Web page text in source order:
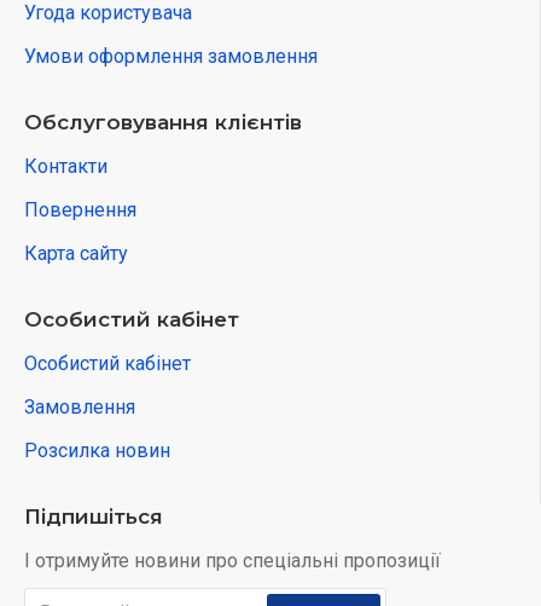
Угода користувача
Умови оформлення замовлення
Обслуговування клієнтів
Контакти
Повернення
Карта сайту
Особистий кабінет
Особистий кабінет
Замовлення
Розсилка новин
Підпишіться
І отримуйте новини про спеціальні пропозиції